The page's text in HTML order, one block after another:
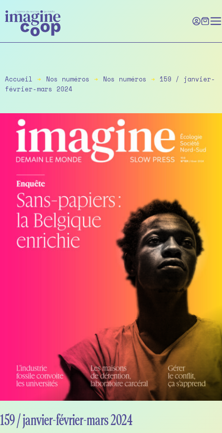
to
the
content
Accueil ➔ Nos numéros ➔ Nos numéros ➔ 159 / janvier-
février-mars 2024
159 / janvier-février-mars 2024